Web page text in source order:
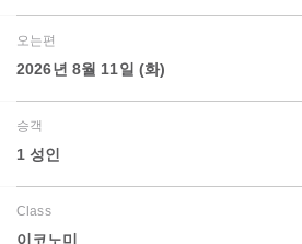
오는편
2026년 8월 11일 (화)
승객
1 성인
Class
이코노미